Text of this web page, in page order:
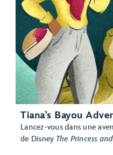
Tiana’s Bayou
Lancez-vous dans une
de Disney The Princess